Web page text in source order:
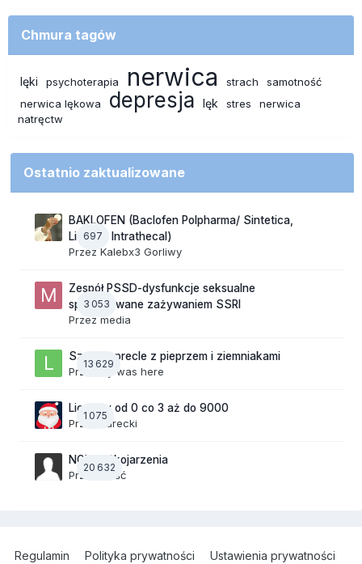
Chmura tagów
lęki psychoterapia nerwica strach
samotność
nerwica lękowa
depresja lęk stres
nerwica
natręctw
Ostatnio zaktualizowane
697
BAKLOFEN (Baclofen Polpharma/ Sintetica,
Lioresal Intrathecal)
Przez Kalebx3 Gorliwy
3 053
Zespół PSSD-dysfunkcje seksualne
spowodowane zażywaniem SSRI
Przez media
13 629
Szalone precle z pieprzem i ziemniakami
Przezlily was here
1 075
Liczymy od 0 co 3 aż do 9000
Przez Jurecki
20 632
NOWE Skojarzenia
Przez Gość
Regulamin Polityka prywatności Ustawienia prywatności